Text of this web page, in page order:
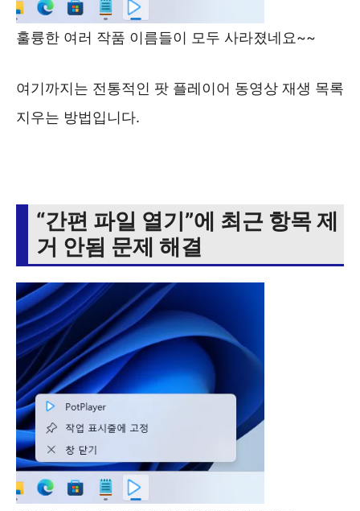
훌륭한 여러 작품 이름들이 모두 사라졌네요~~
여기까지는 전통적인 팟 플레이어 동영상 재생 목록
지우는 방법입니다.
“간편 파일 열기”에 최근 항목 제
거 안됨 문제 해결